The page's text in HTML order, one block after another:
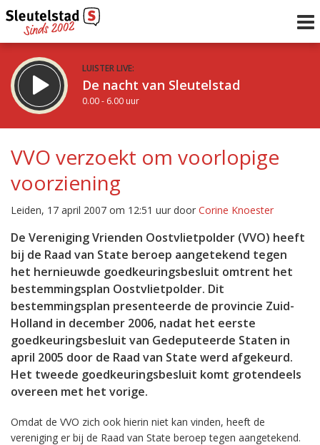
LUISTER LIVE:
De nacht van Sleutelstad
0.00 - 6.00 uur
De ochtend van Sleutelstad
6.00 - 12.00 uur
Vorig uur
Inklappen
VVO verzoekt om voorlopige
voorziening
Leiden, 17 april 2007 om 12:51 uur door Corine Knoester
De Vereniging Vrienden Oostvlietpolder (VVO) heeft
bij de Raad van State beroep aangetekend tegen
het hernieuwde goedkeuringsbesluit omtrent het
bestemmingsplan Oostvlietpolder. Dit
bestemmingsplan presenteerde de provincie Zuid-
Holland in december 2006, nadat het eerste
goedkeuringsbesluit van Gedeputeerde Staten in
april 2005 door de Raad van State werd afgekeurd.
Het tweede goedkeuringsbesluit komt grotendeels
overeen met het vorige.
Omdat de VVO zich ook hierin niet kan vinden, heeft de
vereniging er bij de Raad van State beroep tegen aangetekend.